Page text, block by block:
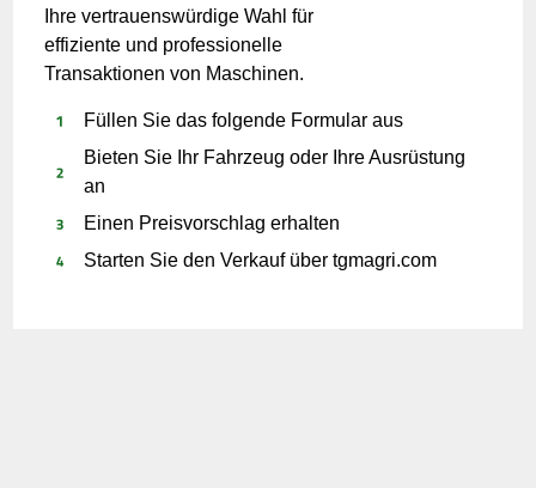
Ihre vertrauenswürdige Wahl für
effiziente und professionelle
Transaktionen von Maschinen.
Füllen Sie das folgende Formular aus
Bieten Sie Ihr Fahrzeug oder Ihre Ausrüstung
an
Einen Preisvorschlag erhalten
Starten Sie den Verkauf über tgmagri.com